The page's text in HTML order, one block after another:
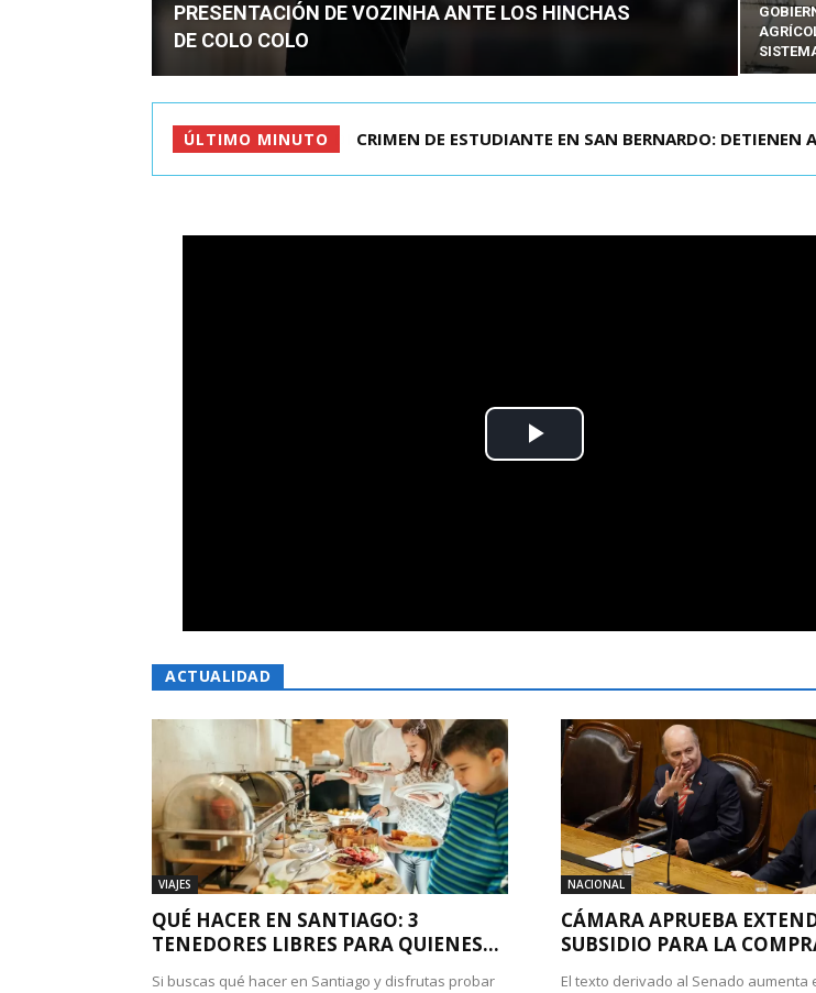
PRESENTACIÓN DE VOZINHA ANTE LOS HINCHAS
DE COLO COLO
ÚLTIMO MINUTO CRIMEN DE ESTUDIANTE EN SAN BERNARDO: DETIENEN
ACTUALIDAD
VIAJES
QUÉ HACER EN SANTIAGO: 3
TENEDORES LIBRES PARA QUIENES...
Si buscas qué hacer en Santiago y disfrutas probar
NACIONAL
CÁMARA APRUEBA
SUBSIDIO PARA LA
El texto derivado al Senado aumenta